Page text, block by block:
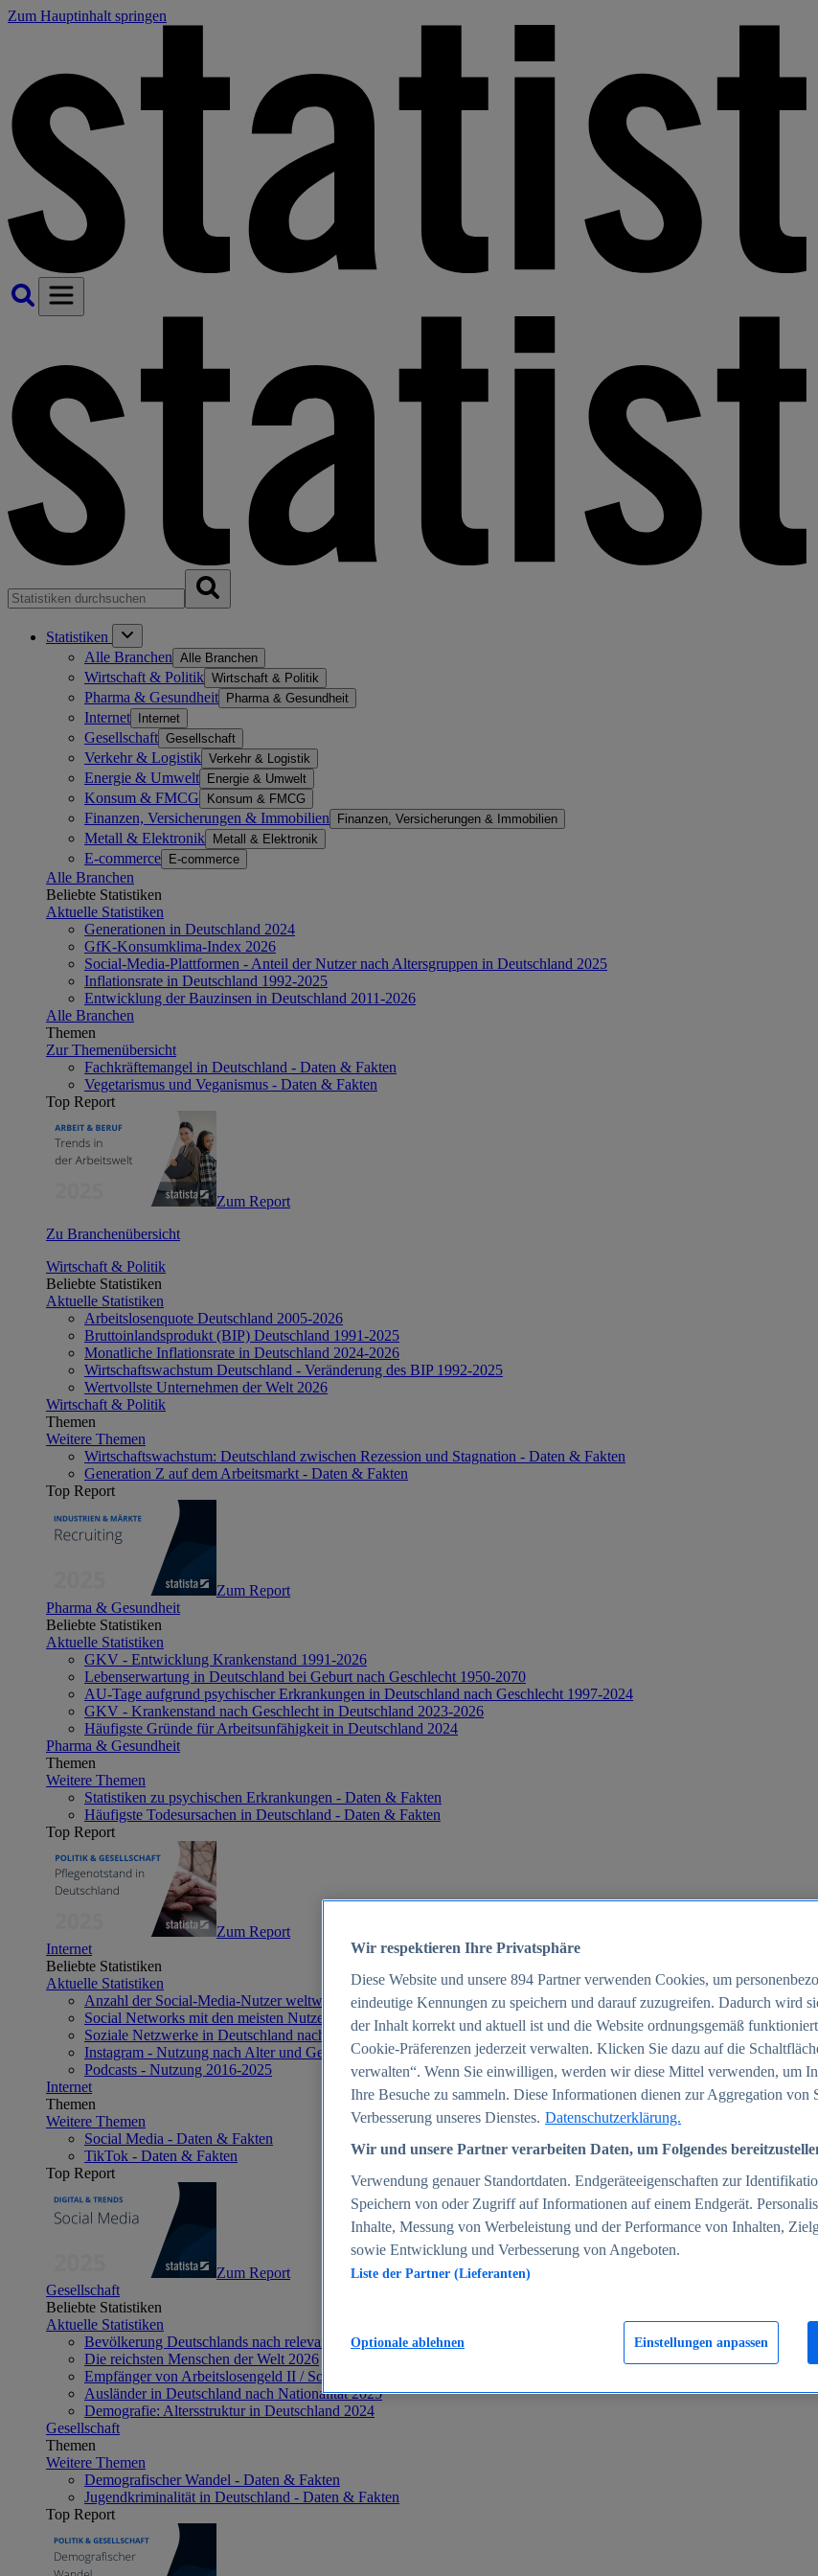
Zum Hauptinhalt springen
Statistiken
Alle Branchen Alle Branchen
Wirtschaft & Politik Wirtschaft & Politik
Pharma & Gesundheit Pharma & Gesundheit
Internet Internet
Gesellschaft Gesellschaft
Verkehr & Logistik Verkehr & Logistik
Energie & Umwelt Energie & Umwelt
Konsum & FMCG Konsum & FMCG
Finanzen, Versicherungen & Immobilien Finanzen, Versicherungen & Immobilien
Metall & Elektronik Metall & Elektronik
E-commerce E-commerce
Alle Branchen
Beliebte Statistiken
Aktuelle Statistiken
Generationen in Deutschland 2024
GfK-Konsumklima-Index 2026
Social-Media-Plattformen - Anteil der Nutzer nach Altersgruppen in Deutschland 2025
Inflationsrate in Deutschland 1992-2025
Entwicklung der Bauzinsen in Deutschland 2011-2026
Alle Branchen
Themen
Zur Themenübersicht
Fachkräftemangel in Deutschland - Daten & Fakten
Vegetarismus und Veganismus - Daten & Fakten
Top Report
Zum Report
Zu Branchenübersicht
Wirtschaft & Politik
Beliebte Statistiken
Aktuelle Statistiken
Arbeitslosenquote Deutschland 2005-2026
Bruttoinlandsprodukt (BIP) Deutschland 1991-2025
Monatliche Inflationsrate in Deutschland 2024-2026
Wirtschaftswachstum Deutschland - Veränderung des BIP 1992-2025
Wertvollste Unternehmen der Welt 2026
Wirtschaft & Politik
Themen
Weitere Themen
Wirtschaftswachstum: Deutschland zwischen Rezession und Stagnation - Daten & Fakten
Generation Z auf dem Arbeitsmarkt - Daten & Fakten
Top Report
Zum Report
Pharma & Gesundheit
Beliebte Statistiken
Aktuelle Statistiken
GKV - Entwicklung Krankenstand 1991-2026
Lebenserwartung in Deutschland bei Geburt nach Geschlecht 1950-2070
AU-Tage aufgrund psychischer Erkrankungen in Deutschland nach Geschlecht 1997-2024
GKV - Krankenstand nach Geschlecht in Deutschland 2023-2026
Häufigste Gründe für Arbeitsunfähigkeit in Deutschland 2024
Pharma & Gesundheit
Themen
Weitere Themen
Statistiken zu psychischen Erkrankungen - Daten & Fakten
Häufigste Todesursachen in Deutschland - Daten & Fakten
Top Report
Zum Report
Internet
Beliebte Statistiken
Aktuelle Statistiken
Anzahl der Social-Media-Nutzer weltweit 2012-2025
Social Networks mit den meisten Nutzern weltweit 2025
Soziale Netzwerke in Deutschland nach Generationen 2025
Instagram - Nutzung nach Alter und Geschlecht in Deutschland 2025
Podcasts - Nutzung 2016-2025
Internet
Themen
Weitere Themen
Social Media - Daten & Fakten
TikTok - Daten & Fakten
Top Report
Zum Report
Gesellschaft
Beliebte Statistiken
Aktuelle Statistiken
Bevölkerung Deutschlands nach relevanten Altersgruppen 2024
Die reichsten Menschen der Welt 2026
Empfänger von Arbeitslosengeld II / Sozialgeld / Bürgergeld in Deutschland 2005-2025
Ausländer in Deutschland nach Nationalität 2025
Demografie: Altersstruktur in Deutschland 2024
Gesellschaft
Themen
Weitere Themen
Demografischer Wandel - Daten & Fakten
Jugendkriminalität in Deutschland - Daten & Fakten
Top Report
Wir respektieren Ihre Privatsphäre
Diese Website und unsere 894 Partner verwenden Cookies, um
eindeutige Kennungen zu speichern und darauf zuzugreifen. Dadurch wird
der Inhalt korrekt und aktuell ist und die Website ordnungsgemäß
Cookie-Präferenzen jederzeit verwalten. Klicken Sie dazu auf die
verwalten“. Wenn Sie einwilligen, werden wir diese Mittel verwenden, um
Ihre Besuche zu sammeln. Diese Informationen dienen zur Aggregation von
Verbesserung unseres Dienstes. Datenschutzerklärung.
Wir und unsere Partner verarbeiten Daten, um Folgendes
Verwendung genauer Standortdaten. Endgeräteeigenschaften zur
Speichern von oder Zugriff auf Informationen auf einem Endgerät.
Inhalte, Messung von Werbeleistung und der Performance von Inhalten,
sowie Entwicklung und Verbesserung von Angeboten.
Liste der Partner (Lieferanten)
Einstellungen anpassen
Optionale ablehnen